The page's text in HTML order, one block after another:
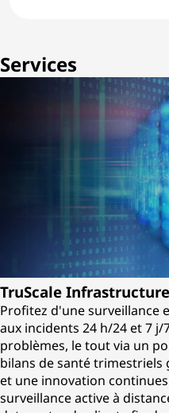
Services
TruScale
Profitez d'une surveillance
aux incidents 24 h/24 et 7
problèmes, le tout via un
bilans de santé
et une innovation
surveillance active à